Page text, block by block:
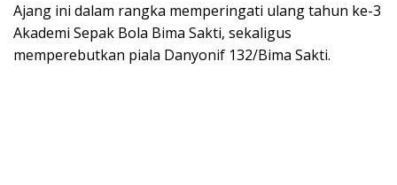
Ajang ini dalam rangka memperingati ulang tahun ke-3
Akademi Sepak Bola Bima Sakti, sekaligus
memperebutkan piala Danyonif 132/Bima Sakti.